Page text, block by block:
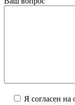
Я согласен